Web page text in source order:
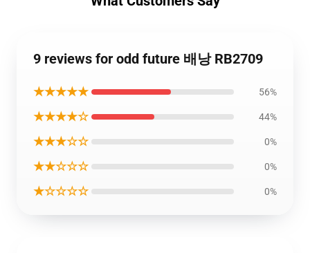
9 reviews for odd future 배낭 RB2709
★★★★★ 56%
★★★★☆ 44%
★★★☆☆ 0%
★★☆☆☆ 0%
★☆☆☆☆ 0%